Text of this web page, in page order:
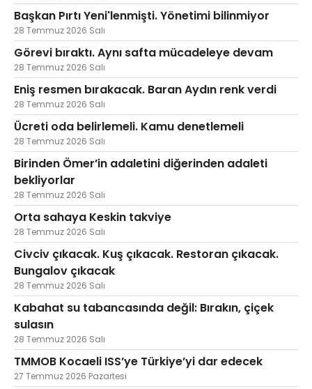
Başkan Pırtı Yeni'lenmişti. Yönetimi bilinmiyor
28 Temmuz 2026 Salı
Görevi bıraktı. Aynı safta mücadeleye devam
28 Temmuz 2026 Salı
Eniş resmen bırakacak. Baran Aydın renk verdi
28 Temmuz 2026 Salı
Ücreti oda belirlemeli. Kamu denetlemeli
28 Temmuz 2026 Salı
Birinden Ömer’in adaletini diğerinden adaleti
bekliyorlar
28 Temmuz 2026 Salı
Orta sahaya Keskin takviye
28 Temmuz 2026 Salı
Civciv çıkacak. Kuş çıkacak. Restoran çıkacak.
Bungalov çıkacak
28 Temmuz 2026 Salı
Kabahat su tabancasında değil: Bırakın, çiçek
sulasın
28 Temmuz 2026 Salı
TMMOB Kocaeli ISS’ye Türkiye’yi dar edecek
27 Temmuz 2026 Pazartesi